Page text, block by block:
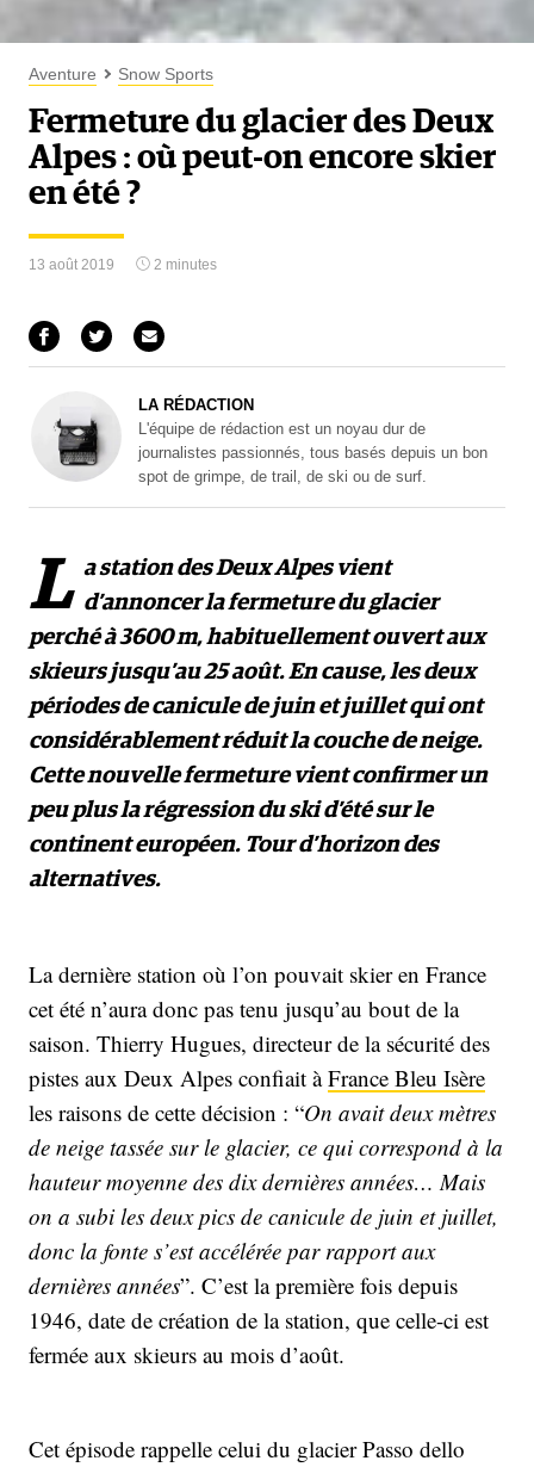
Aventure Snow Sports
Fermeture du glacier des Deux
Alpes : où peut-on encore skier
en été ?
13 août 2019 2 minutes
LA RÉDACTION
L'équipe de rédaction est un noyau dur de
journalistes passionnés, tous basés depuis un bon
spot de grimpe, de trail, de ski ou de surf.
L a station des Deux Alpes vient
d’annoncer la fermeture du glacier
perché à 3600 m, habituellement ouvert aux
skieurs jusqu’au 25 août. En cause, les deux
périodes de canicule de juin et juillet qui ont
considérablement réduit la couche de neige.
Cette nouvelle fermeture vient confirmer un
peu plus la régression du ski d’été sur le
continent européen. Tour d’horizon des
alternatives.
La dernière station où l’on pouvait skier en France
cet été n’aura donc pas tenu jusqu’au bout de la
saison. Thierry Hugues, directeur de la sécurité des
pistes aux Deux Alpes confiait àFrance Bleu Isère
les raisons de cette décision : “On avait deux mètres
de neige tassée sur le glacier, ce qui correspond à la
hauteur moyenne des dix dernières années… Mais
on a subi les deux pics de canicule de juin et juillet,
donc la fonte s’est accélérée par rapport aux
dernières années”. C’est la première fois depuis
1946, date de création de la station, que celle-ci est
fermée aux skieurs au mois d’août.
Cet épisode rappelle celui du glacier Passo dello